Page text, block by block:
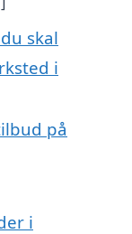
skal
i
på
i